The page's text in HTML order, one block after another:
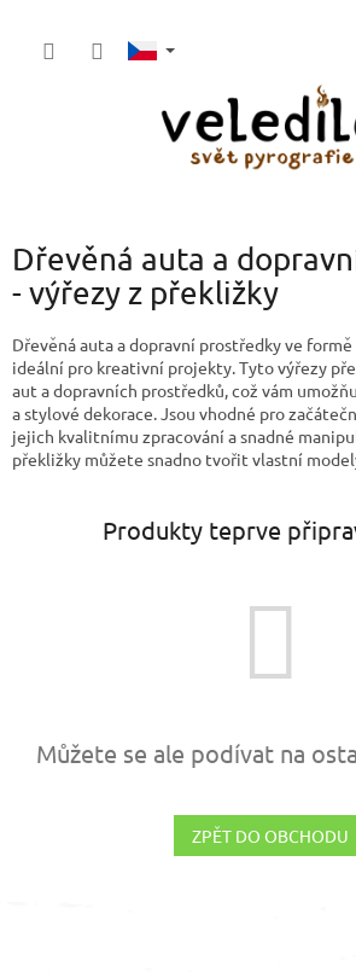
Dřevěná auta a
- výřezy z překližky
Dřevěná auta a dopravní prostředky ve formě
ideální pro kreativní projekty. Tyto výřezy
aut a dopravních prostředků, což vám
a stylové dekorace. Jsou vhodné pro
jejich kvalitnímu zpracování a snadné
překližky můžete snadno tvořit vlastní
Produkty teprve
Můžete se ale podívat na
ZPĚT DO OBCHODU